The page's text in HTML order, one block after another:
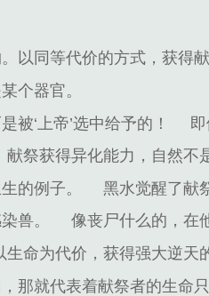
以同等代价的方式，获得
个器官。
‘上帝’选中给予的！
献祭获得异化能力，自然不
的例子。
黑水觉醒了献
兽。
像丧尸什么的，在
生命为代价，获得强大逆天
那就代表着献祭者的生命只